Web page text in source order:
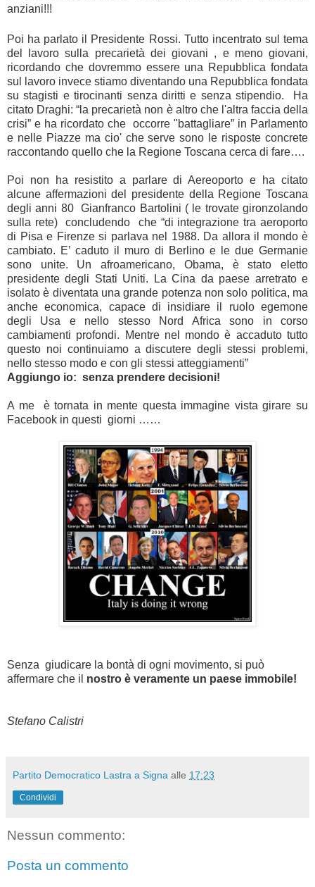
anziani!!!
Poi ha parlato il Presidente Rossi. Tutto incentrato sul tema
del lavoro sulla precarietà dei giovani , e meno giovani,
ricordando che dovremmo essere una Repubblica fondata
sul lavoro invece stiamo diventando una Repubblica fondata
su stagisti e tirocinanti senza diritti e senza stipendio. Ha
citato Draghi: “la precarietà non è altro che l'altra faccia della
crisi” e ha ricordato che occorre "battagliare” in Parlamento
e nelle Piazze ma cio' che serve sono le risposte concrete
raccontando quello che la Regione Toscana cerca di fare….
Poi non ha resistito a parlare di Aereoporto e ha citato
alcune affermazioni del presidente della Regione Toscana
degli anni 80 Gianfranco Bartolini ( le trovate gironzolando
sulla rete) concludendo che “di integrazione tra aeroporto
di Pisa e Firenze si parlava nel 1988. Da allora il mondo è
cambiato. E’ caduto il muro di Berlino e le due Germanie
sono unite. Un afroamericano, Obama, è stato eletto
presidente degli Stati Uniti. La Cina da paese arretrato e
isolato è diventata una grande potenza non solo politica, ma
anche economica, capace di insidiare il ruolo egemone
degli Usa e nello stesso Nord Africa sono in corso
cambiamenti profondi. Mentre nel mondo è accaduto tutto
questo noi continuiamo a discutere degli stessi problemi,
nello stesso modo e con gli stessi atteggiamenti”
Aggiungo io: senza prendere decisioni!
A me è tornata in mente questa immagine vista girare su
Facebook in questi giorni ……
Senza giudicare la bontà di ogni movimento, si può
affermare che il nostro è veramente un paese immobile!
Stefano Calistri
Partito Democratico Lastra a Signa alle 17:23
Condividi
Nessun commento:
Posta un commento